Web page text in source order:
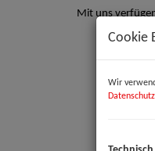
Mit uns
Cookie
Wir